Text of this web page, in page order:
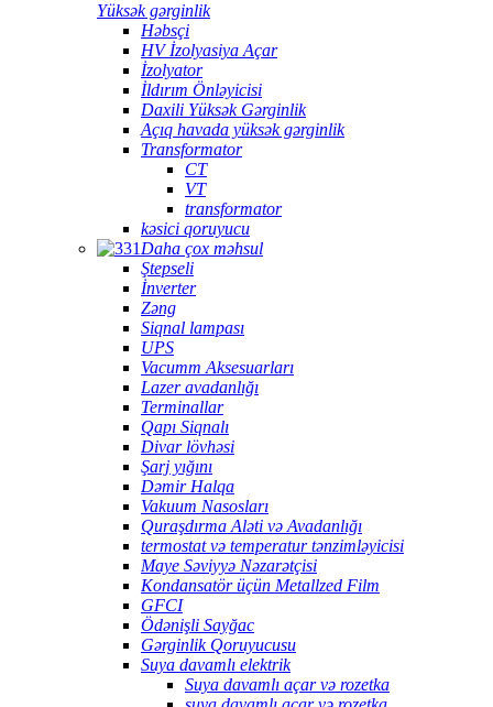
Yüksək gərginlik
Həbsçi
HV İzolyasiya Açar
İzolyator
İldırım Önləyicisi
Daxili Yüksək Gərginlik
Açıq havada yüksək gərginlik
Transformator
CT
VT
transformator
kəsici qoruyucu
Daha çox məhsul
Ştepseli
İnverter
Zəng
Siqnal lampası
UPS
Vacumm Aksesuarları
Lazer avadanlığı
Terminallar
Qapı Siqnalı
Divar lövhəsi
Şarj yığını
Dəmir Halqa
Vakuum Nasosları
Quraşdırma Aləti və Avadanlığı
termostat və temperatur tənzimləyicisi
Maye Səviyyə Nəzarətçisi
Kondansatör üçün Metallzed Film
GFCI
Ödənişli Sayğac
Gərginlik Qoruyucusu
Suya davamlı elektrik
Suya davamlı açar və rozetka